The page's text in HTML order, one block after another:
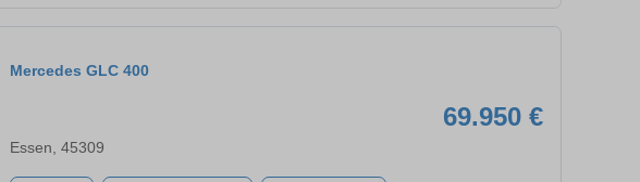
Mercedes GLC 400
69.950 €
Essen, 45309